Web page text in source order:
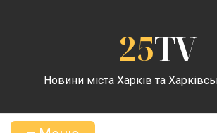
25TV
Новини міста Харків та